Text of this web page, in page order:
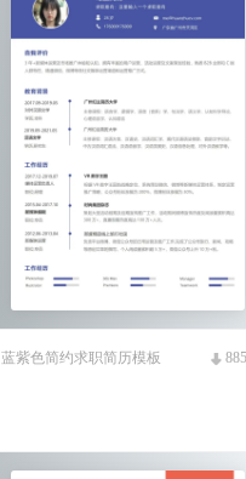
蓝紫色简约求职简历模板